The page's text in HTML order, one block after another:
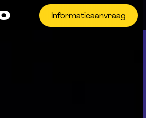
Informatieaanvraag